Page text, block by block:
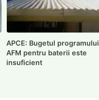
APCE: Bugetul programului
AFM pentru baterii este
insuficient